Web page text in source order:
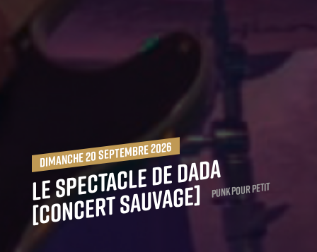
dimanche 20 septembre 2026
Le spectacle de Dada
[co
ncert sauvage] punk pour petit